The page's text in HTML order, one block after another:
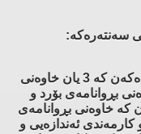
سەنتەرەكە:
لەم سەنتەرەدا 12 پزیشكی گشتی كاردەكەن كە 3 یان خاوەنی
خاوەنی بڕوانامەی بۆرد و
كاردەكەن كە خاوەنی بڕوانامەی
و كارمەندی ئەندازەیی و